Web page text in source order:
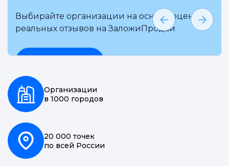
Выбирайте организации на основе оценки и
реальных отзывов на ЗаложиПродай
Организации
в 1000 городов
20 000 точек
по всей России